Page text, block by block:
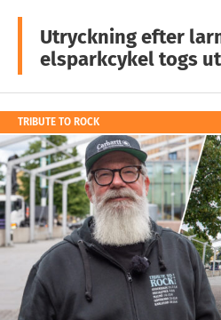
Utryckning efter
elsparkcykel togs
TRIBUTE TO ROCK